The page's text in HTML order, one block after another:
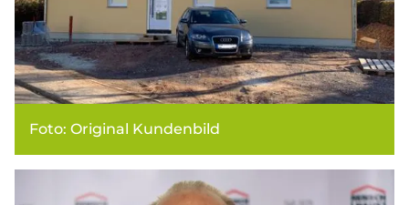
Foto: Original Kundenbild